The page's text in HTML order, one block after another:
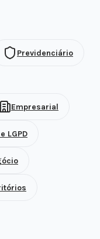
Previdenciário
Empresarial
LGPD